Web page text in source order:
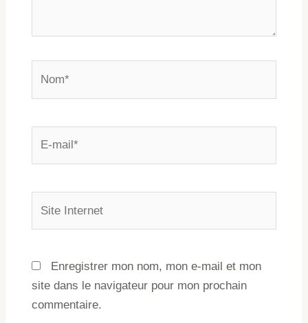
Enregistrer mon nom, mon e-mail et mon
site dans le navigateur pour mon prochain
commentaire.